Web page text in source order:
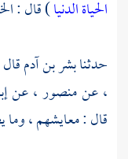
الحياة الدنيا) قال :
حدثنابشر بن آدم
،عنمنصور ،عن
قال : معايشهم ،